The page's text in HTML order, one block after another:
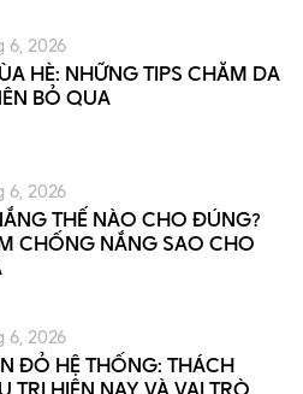
HÈ: NHỮNG TIPS CHĂM DA
BỎ QUA
6, 2026
THẾ NÀO CHO ĐÚNG?
CHỐNG NẮNG SAO CHO
6, 2026
ĐỎ HỆ THỐNG: THÁCH
6, 2026